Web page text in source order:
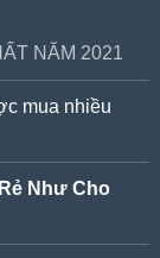
NĂM 2021
mua nhiều
Như Cho